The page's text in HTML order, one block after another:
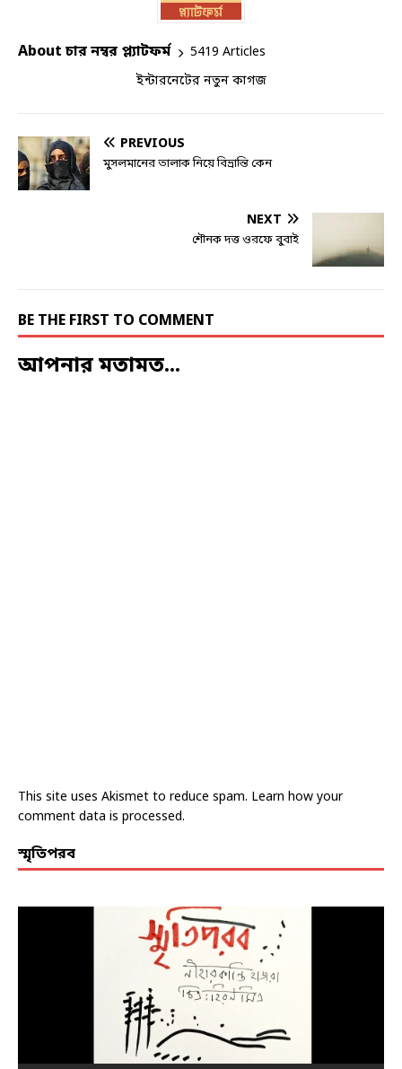
About চার নম্বর প্ল্যাটফর্ম
5419 Articles
ইন্টারনেটের নতুন কাগজ
PREVIOUS
মুসলমানের তালাক নিয়ে বিভ্রান্তি কেন
NEXT
শৌনক দত্ত ওরফে বুবাই
BE THE FIRST TO COMMENT
আপনার মতামত...
This site uses Akismet to reduce spam. Learn how your
comment data is processed.
স্মৃতিপরব